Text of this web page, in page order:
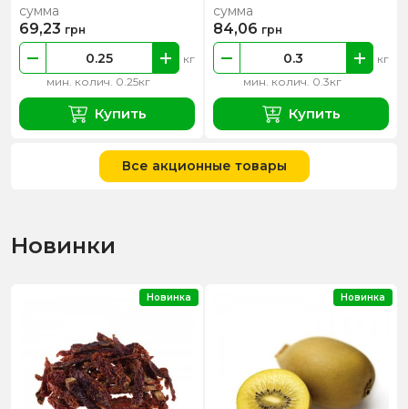
мин. колич. 0.25кг
кг
сумма
69,23 грн
Купить
мин. колич. 0.3кг
кг
сумма
84,06 грн
Купить
Все акционные товары
Новинки
Новинка Новинка